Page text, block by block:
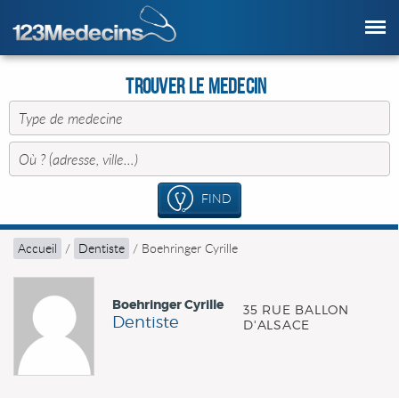
Trouver le Medecin
FIND
Accueil / Dentiste / Boehringer Cyrille
Boehringer Cyrille
Dentiste
35 RUE BALLON
D'ALSACE